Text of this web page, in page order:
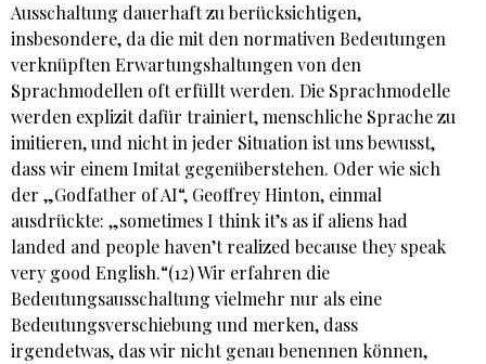
Ausschaltung dauerhaft zu berücksichtigen,
insbesondere, da die mit den normativen Bedeutungen
verknüpften Erwartungshaltungen von den
Sprachmodellen oft erfüllt werden. Die Sprachmodelle
werden explizit dafür trainiert, menschliche Sprache zu
imitieren, und nicht in jeder Situation ist uns bewusst,
dass wir einem Imitat gegenüberstehen. Oder wie sich
der „Godfather of AI“, Geoffrey Hinton, einmal
ausdrückte: „sometimes I think it’s as if aliens had
landed and people haven’t realized because they speak
very good English.“(12) Wir erfahren die
Bedeutungsausschaltung vielmehr nur als eine
Bedeutungsverschiebung und merken, dass
irgendetwas, das wir nicht genau benennen können,